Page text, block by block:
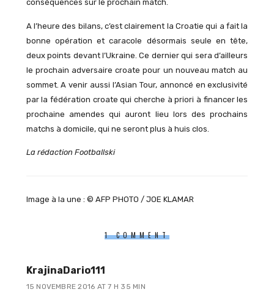
conséquences sur le prochain match.
A l’heure des bilans, c’est clairement la Croatie qui a fait la
bonne opération et caracole désormais seule en tête,
deux points devant l’Ukraine. Ce dernier qui sera d’ailleurs
le prochain adversaire croate pour un nouveau match au
sommet. A venir aussi l’Asian Tour, annoncé en exclusivité
par la fédération croate qui cherche à priori à financer les
prochaine amendes qui auront lieu lors des prochains
matchs à domicile, qui ne seront plus à huis clos.
La rédaction Footballski
Image à la une : © AFP PHOTO / JOE KLAMAR
1 COMMENT
KrajinaDario111
15 NOVEMBRE 2016 AT 7 H 35 MIN